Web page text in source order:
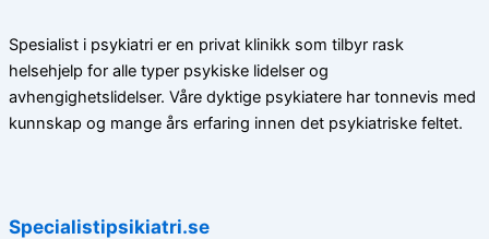
Spesialist i psykiatri er en privat klinikk som tilbyr rask
helsehjelp for alle typer psykiske lidelser og
avhengighetslidelser. Våre dyktige psykiatere har tonnevis med
kunnskap og mange års erfaring innen det psykiatriske feltet.
Specialistipsikiatri.se